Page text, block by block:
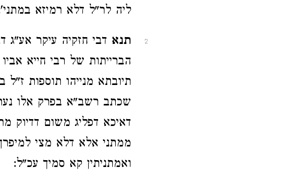
ליה לר"ל דלא רמיזא
2 תנא דבי חזקיה עיקר אע"ג
הברייתות של רבי חייא
תיובתא מנייהו תוספות ז"ל
שכתב רשב"א בפרק אלו
דאיכא דפליג משום דדיוק
ממתני אלא דלא מצי
ואמתניתין קא סמיך עכ"ל: